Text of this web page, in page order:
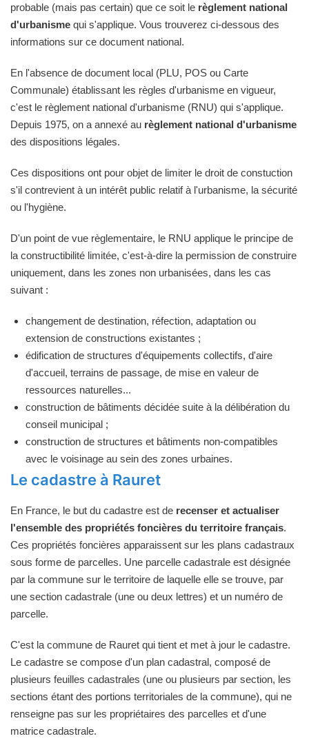
probable (mais pas certain) que ce soit le règlement national
d'urbanisme qui s'applique. Vous trouverez ci-dessous des
informations sur ce document national.
En l'absence de document local (PLU, POS ou Carte
Communale) établissant les règles d'urbanisme en vigueur,
c'est le règlement national d'urbanisme (RNU) qui s'applique.
Depuis 1975, on a annexé au règlement national d'urbanisme
des dispositions légales.
Ces dispositions ont pour objet de limiter le droit de constuction
s'il contrevient à un intérêt public relatif à l'urbanisme, la sécurité
ou l'hygiène.
D'un point de vue règlementaire, le RNU applique le principe de
la constructibilité limitée, c'est-à-dire la permission de construire
uniquement, dans les zones non urbanisées, dans les cas
suivant :
changement de destination, réfection, adaptation ou
extension de constructions existantes ;
édification de structures d'équipements collectifs, d'aire
d'accueil, terrains de passage, de mise en valeur de
ressources naturelles...
construction de bâtiments décidée suite à la délibération du
conseil municipal ;
construction de structures et bâtiments non-compatibles
avec le voisinage au sein des zones urbaines.
Le cadastre à Rauret
En France, le but du cadastre est de recenser et actualiser
l'ensemble des propriétés foncières du territoire français.
Ces propriétés foncières apparaissent sur les plans cadastraux
sous forme de parcelles. Une parcelle cadastrale est désignée
par la commune sur le territoire de laquelle elle se trouve, par
une section cadastrale (une ou deux lettres) et un numéro de
parcelle.
C'est la commune de Rauret qui tient et met à jour le cadastre.
Le cadastre se compose d'un plan cadastral, composé de
plusieurs feuilles cadastrales (une ou plusieurs par section, les
sections étant des portions territoriales de la commune), qui ne
renseigne pas sur les propriétaires des parcelles et d'une
matrice cadastrale.